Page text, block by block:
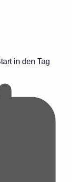
in den Tag